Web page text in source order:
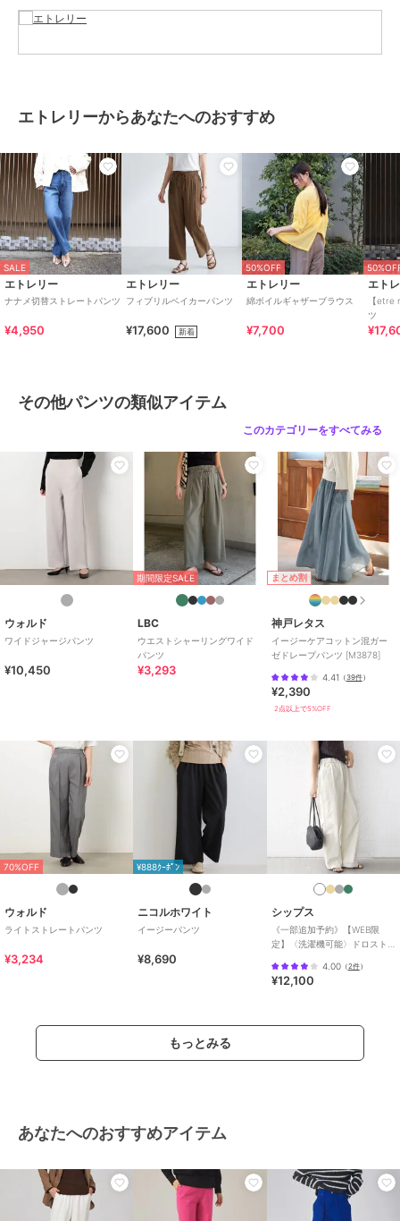
エトレリーからあなたへのおすすめ
SALE
エトレリー
ナナメ切替ストレートパンツ
¥4,950
エトレリー
フィブリルベイカーパンツ
¥17,600 新着
50%OFF
エトレリー
綿ボイルギャザーブラウス
¥7,700
エト
【etre
ツ
その他パンツの類似アイテム
このカテゴリーをすべてみる
ウォルド
ワイドジャージパンツ
¥10,450
期間限定SALE
LBC
ウエストシャーリングワイド
パンツ
¥3,293
まとめ割
神戸レタス
イージーケアコットン混ガー
ゼドレープパンツ [M3878]
4.41 （39件）
¥2,390
2点以上で5%OFF
70%OFF
ウォルド
ライトストレートパンツ
¥3,234
¥888ｸｰﾎﾟﾝ
ニコルホワイト
イージーパンツ
¥8,690
シップス
《一部追加予約》【WEB限
定】〈洗濯機可能〉ドロスト
4.00（2件）
¥12,100
もっとみる
あなたへのおすすめアイテム